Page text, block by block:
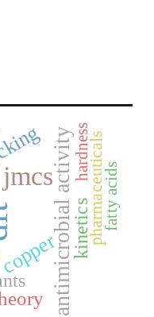
jmcsantimicrobial activitykineticspharmaceuticalsfatty acids
hardness